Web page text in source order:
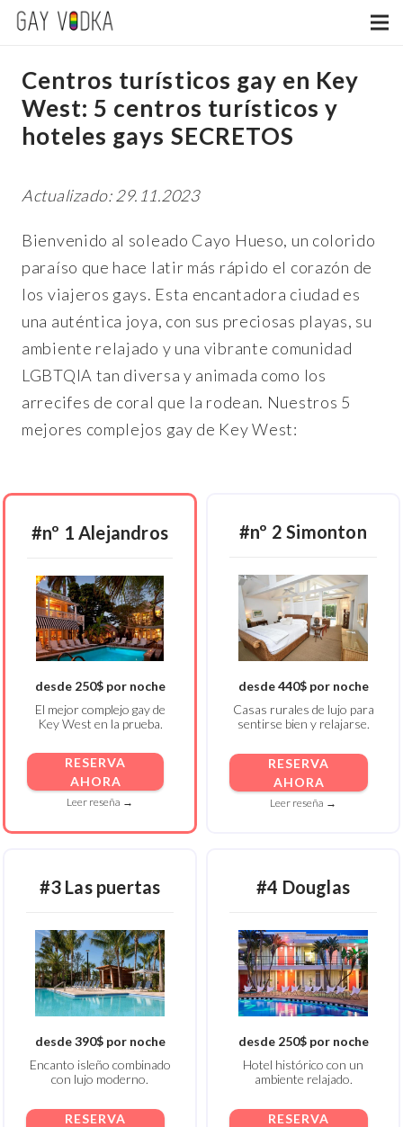
Centros turísticos gay en Key
West: 5 centros turísticos y
hoteles gays SECRETOS
Actualizado: 29.11.2023
Bienvenido al soleado Cayo Hueso, un colorido
paraíso que hace latir más rápido el corazón de
los viajeros gays. Esta encantadora ciudad es
una auténtica joya, con sus preciosas playas, su
ambiente relajado y una vibrante comunidad
LGBTQIA tan diversa y animada como los
arrecifes de coral que la rodean. Nuestros 5
mejores complejos gay de Key West:
#nº 1 Alejandros
desde 250$ por noche
El mejor complejo gay de
Key West en la prueba.
RESERVA
AHORA
Leer reseña →
#nº 2 Simonton
desde 440$ por noche
Casas rurales de lujo para
sentirse bien y relajarse.
RESERVA
AHORA
Leer reseña →
#3 Las puertas
desde 390$ por noche
Encanto isleño combinado
con lujo moderno.
RESERVA
#4 Douglas
desde 250$ por noche
Hotel histórico con un
ambiente relajado.
RESERVA